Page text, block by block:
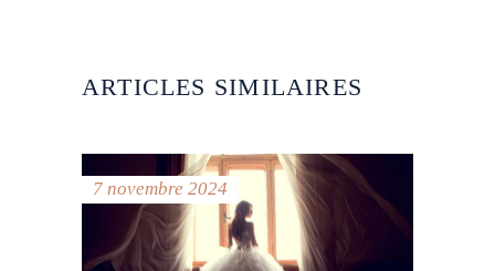
ARTICLES SIMILAIRES
7 novembre 2024